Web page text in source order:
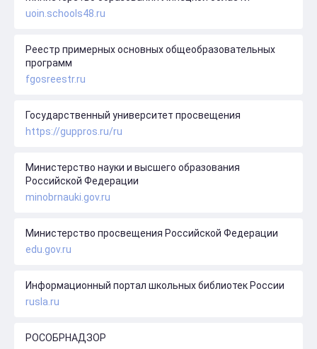
uoin.schools48.ru
Реестр примерных основных общеобразовательных
программ
fgosreestr.ru
Государственный университет просвещения
https://guppros.ru/ru
Министерство науки и высшего образования
Российской Федерации
minobrnauki.gov.ru
Министерство просвещения Российской Федерации
edu.gov.ru
Информационный портал школьных библиотек России
rusla.ru
РОСОБРНАДЗОР